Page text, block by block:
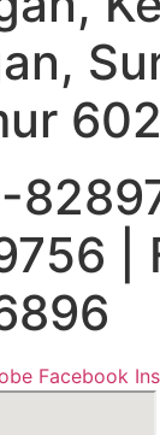
|
Facebook